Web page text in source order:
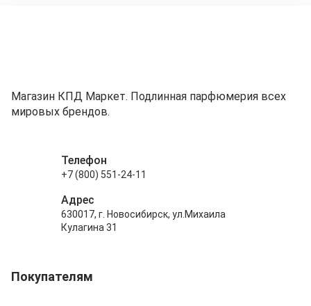
Магазин КПД Маркет. Подлинная парфюмерия всех
мировых брендов.
Покупателям
Телефон
+7 (800) 551-24-11
Адрес
630017, г. Новосибирск, ул.Михаила
Кулагина 31